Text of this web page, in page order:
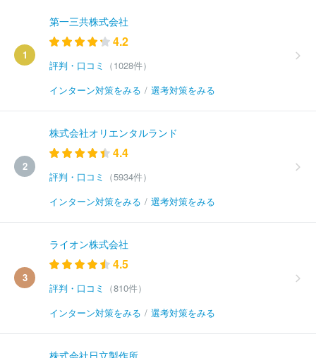
1
第一三共株式会社
4.2
評判・口コミ
（1028件）
インターン対策をみる / 選考対策をみる
2
株式会社オリエンタルランド
4.4
評判・口コミ
（5934件）
インターン対策をみる / 選考対策をみる
3
ライオン株式会社
4.5
評判・口コミ
（810件）
インターン対策をみる / 選考対策をみる